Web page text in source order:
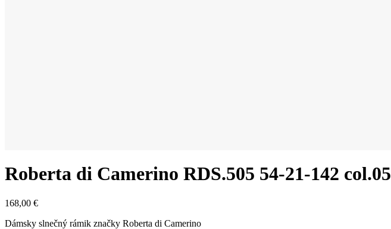
Roberta di Camerino RDS.505 54-21-142 col.05
168,00 €
Dámsky slnečný rámik značky Roberta di Camerino